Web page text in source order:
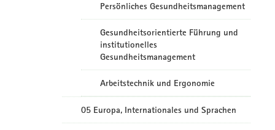
Persönliches Gesundheitsmanagement
Gesundheitsorientierte Führung und
institutionelles
Gesundheitsmanagement
Arbeitstechnik und Ergonomie
05 Europa, Internationales und Sprachen